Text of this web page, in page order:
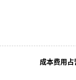
成本费用